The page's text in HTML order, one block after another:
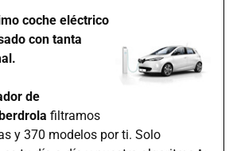
coche eléctrico
con tanta
de
filtramos
y 370 modelos por ti. Solo